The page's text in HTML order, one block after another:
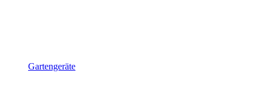
Gartengeräte